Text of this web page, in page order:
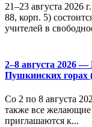
21–23 августа 2026
88, корп. 5)
учителей в
2–8 августа 2026
Пушкинских горах
Со 2 по 8 августа
также все
приглашаются к...